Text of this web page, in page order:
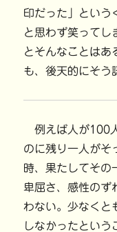
印だった」という
と思わず笑ってし
とそんなことはあ
も、後天的にそ
例えば人が100
のに残り一人がそ
時、果たしてその
卑屈さ、感性のず
わない。少なくと
しなかったとい